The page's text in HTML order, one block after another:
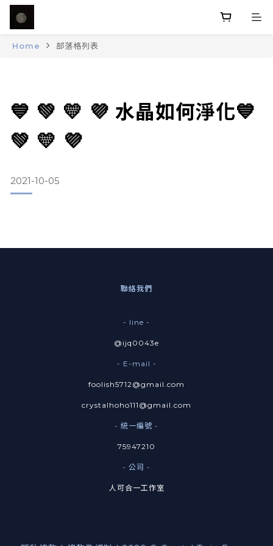
Home 部落格列表
💙 💚 💛 💜 水晶如何淨化💙
💚 💛 💜
2021-10-05
聯絡我們
- line -
@ijq0043e
- E-mail -
foolish5712@gmail.com
crystalhoho111@gmail.com
- 統一編號 -
75947210
- 公司 -
人可合一工作室